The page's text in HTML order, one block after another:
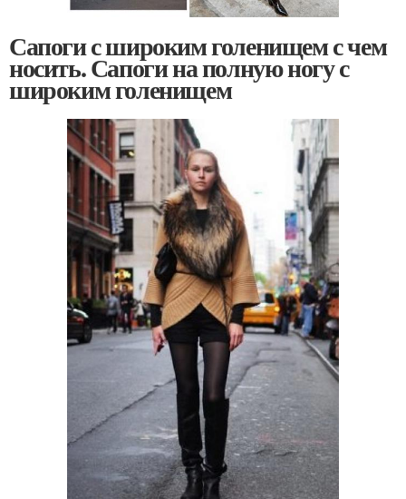
Сапоги с широким голенищем с чем
носить. Сапоги на полную ногу с
широким голенищем